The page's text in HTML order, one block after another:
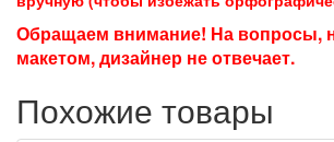
Обращаем внимание! На вопросы,
макетом, дизайнер не отвечает.
Похожие товары